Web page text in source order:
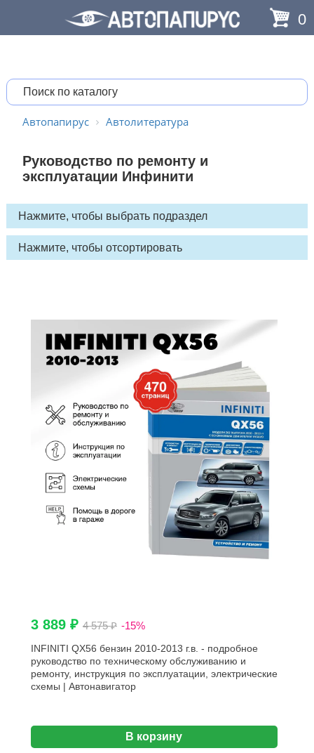
0
Автопапирус Автолитература
Руководство по ремонту и
эксплуатации Инфинити
3 889 ₽ 4 575 ₽ -15%
INFINITI QX56 бензин 2010-2013 г.в. - подробное
руководство по техническому обслуживанию и
ремонту, инструкция по эксплуатации, электрические
схемы | Автонавигатор
В корзину